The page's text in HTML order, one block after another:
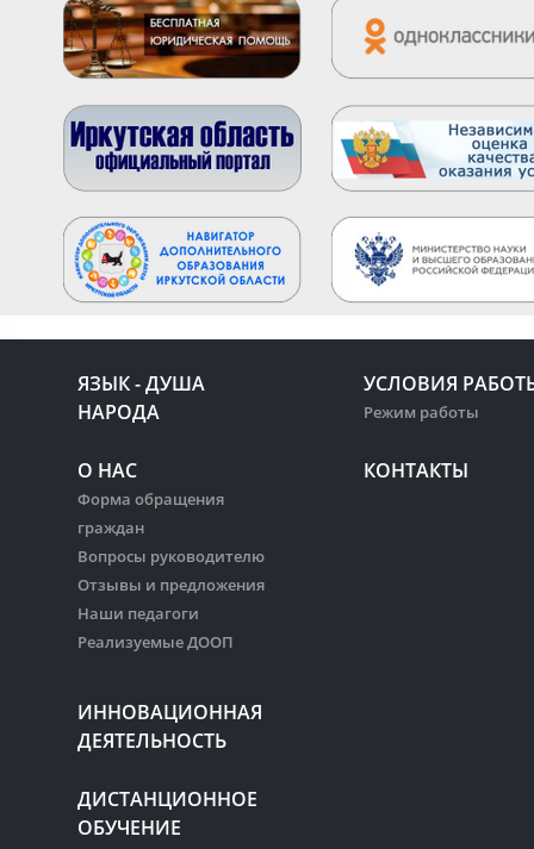
ЯЗЫК - ДУША
НАРОДА
О НАС
Форма обращения
граждан
Вопросы руководителю
Отзывы и предложения
Наши педагоги
Реализуемые ДООП
УСЛОВИЯ
Режим работы
КОНТАКТЫ
ИННОВАЦИОННАЯ
ДЕЯТЕЛЬНОСТЬ
ДИСТАНЦИОННОЕ
ОБУЧЕНИЕ